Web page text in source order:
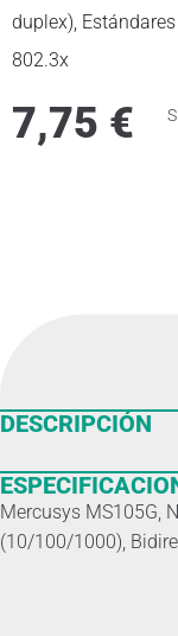
duplex), Estándares
802.3x
7,75 €
DESCRIPCIÓN
Mercusys MS105G,
(10/100/1000),